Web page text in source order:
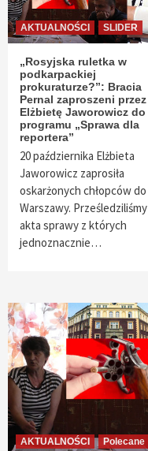
AKTUALNOŚCI SLIDER
„Rosyjska ruletka w
podkarpackiej
prokuraturze?”: Bracia
Pernal zaproszeni przez
Elżbietę Jaworowicz do
programu „Sprawa dla
reportera”
20 października Elżbieta
Jaworowicz zaprosiła
oskarżonych chłopców do
Warszawy. Prześledziliśmy
akta sprawy z których
jednoznacznie…
AKTUALNOŚCI
Polecane